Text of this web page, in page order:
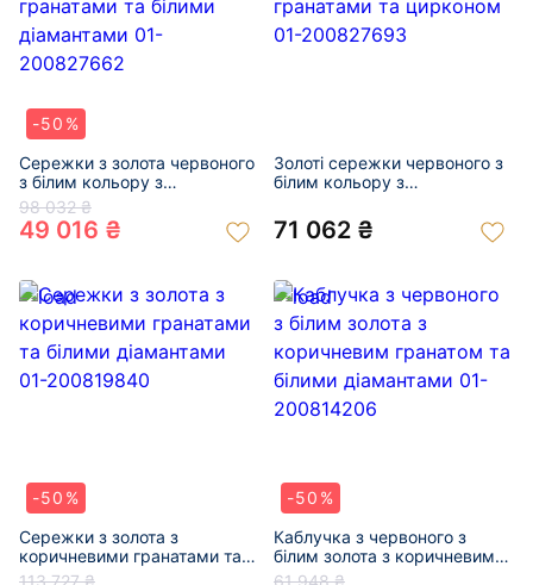
-50%
Сережки з золота червоного
з білим кольору з
коричневими гранатами та
білими діамантами 01-
200827662
98 032 ₴
49 016 ₴
Золоті сережки червоного з
білим кольору з
цирконом 01-200827693
71 062 ₴
-50%
Сережки з золота з
коричневими гранатами та
білими діамантами 01-
113 727 ₴
-50%
Каблучка з червоного з
білим золота з коричневим
гранатом та білими
61 948 ₴